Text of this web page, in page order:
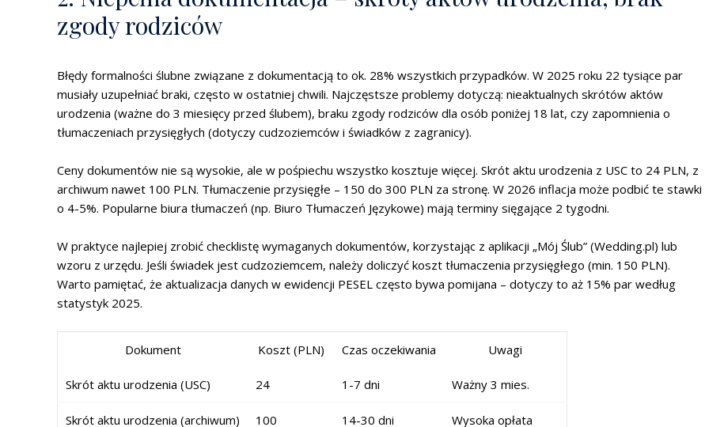
zgody rodziców
Błędy formalności ślubne związane z dokumentacją to ok. 28% wszystkich przypadków. W 2025 roku 22 tysiące par
musiały uzupełniać braki, często w ostatniej chwili. Najczęstsze problemy dotyczą: nieaktualnych skrótów aktów
urodzenia (ważne do 3 miesięcy przed ślubem), braku zgody rodziców dla osób poniżej 18 lat, czy zapomnienia o
tłumaczeniach przysięgłych (dotyczy cudzoziemców i świadków z zagranicy).
Ceny dokumentów nie są wysokie, ale w pośpiechu wszystko kosztuje więcej. Skrót aktu urodzenia z USC to 24 PLN, z
archiwum nawet 100 PLN. Tłumaczenie przysięgłe – 150 do 300 PLN za stronę. W 2026 inflacja może podbić te stawki
o 4-5%. Popularne biura tłumaczeń (np. Biuro Tłumaczeń Językowe) mają terminy sięgające 2 tygodni.
W praktyce najlepiej zrobić checklistę wymaganych dokumentów, korzystając z aplikacji „Mój Ślub” (Wedding.pl) lub
wzoru z urzędu. Jeśli świadek jest cudzoziemcem, należy doliczyć koszt tłumaczenia przysięgłego (min. 150 PLN).
Warto pamiętać, że aktualizacja danych w ewidencji PESEL często bywa pomijana – dotyczy to aż 15% par według
statystyk 2025.
Dokument Koszt (PLN) Czas oczekiwania Uwagi
Skrót aktu urodzenia (USC) 24 1-7 dni Ważny 3 mies.
Skrót aktu urodzenia (archiwum) 100 14-30 dni Wysoka opłata